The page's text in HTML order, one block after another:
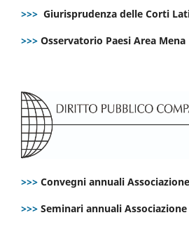
>>> Giurisprudenza delle Corti
>>> Osservatorio Paesi Area Mena
>>> Convegni annuali Associazione
>>> Seminari annuali Associazione